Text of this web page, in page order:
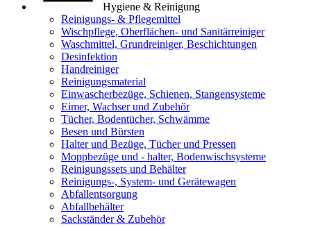
Hygiene & Reinigung
Reinigungs- & Pflegemittel
Wischpflege, Oberflächen- und Sanitärreiniger
Waschmittel, Grundreiniger, Beschichtungen
Desinfektion
Handreiniger
Reinigungsmaterial
Einwascherbezüge, Schienen, Stangensysteme
Eimer, Wachser und Zubehör
Tücher, Bodentücher, Schwämme
Besen und Bürsten
Halter und Bezüge, Tücher und Pressen
Moppbezüge und - halter, Bodenwischsysteme
Reinigungssets und Behälter
Reinigungs-, System- und Gerätewagen
Abfallentsorgung
Abfallbehälter
Sackständer & Zubehör